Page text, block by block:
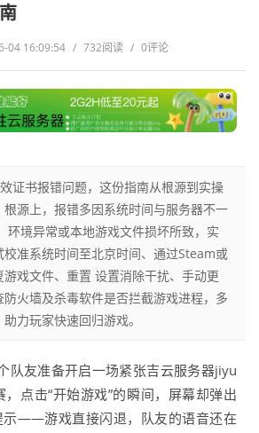
04 16:09:54 / 732阅读 / 0评论
证书报错问题，这份指南从根源到实操
源上，报错多因系统时间与服务器不一
环境异常或本地游戏文件损坏所致，实
准系统时间至北京时间、通过Steam或
戏文件、重置 设置消除干扰、手动更
火墙及杀毒软件是否拦截游戏进程，多
力玩家快速回归游戏。
队友准备开启一场紧张吉云服务器jiyu
点击“开始游戏”的瞬间，屏幕却弹出
示——游戏直接闪退，队友的语音还在